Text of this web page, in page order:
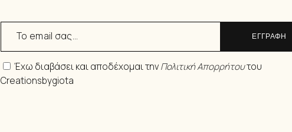
ΕΓΓΡΑΦΗ
Έχω διαβάσει και αποδέχομαι τηνΠολιτική Απορρήτουτου
Creationsbygiota